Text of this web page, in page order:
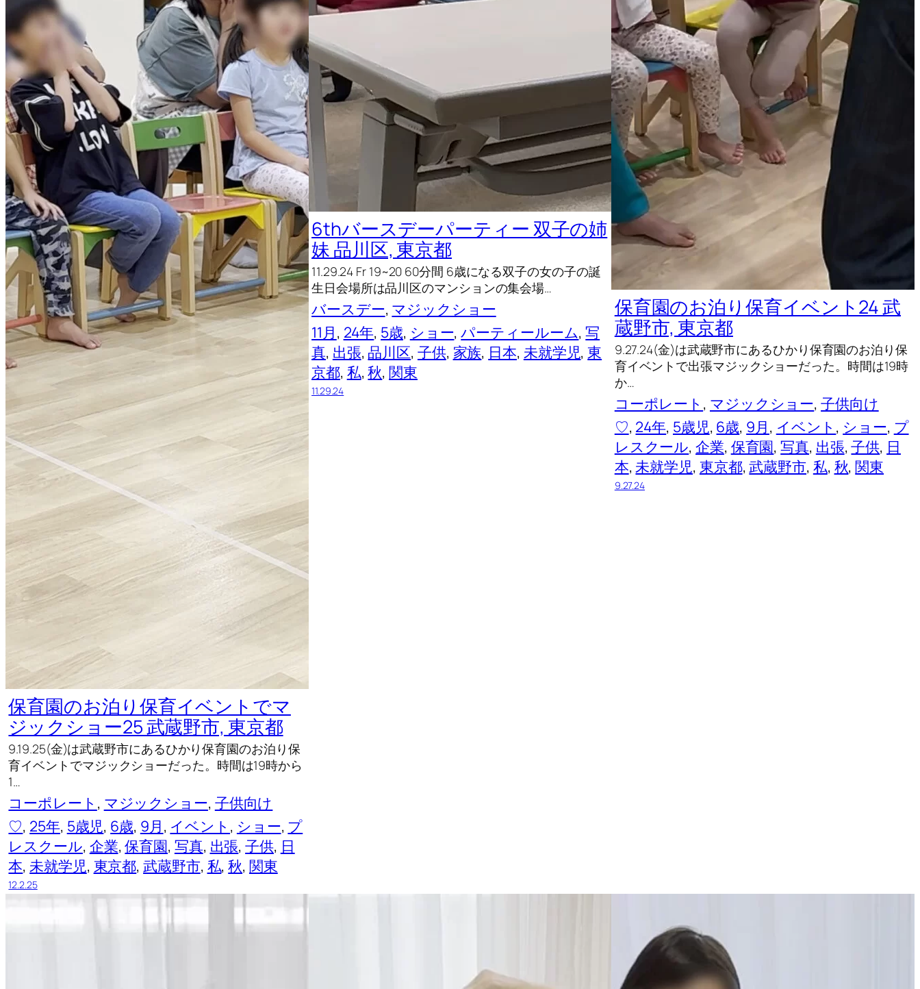
保育園のお泊り保育イベントでマ
ジックショー25 武蔵野市, 東京都
9.19.25(金)は武蔵野市にあるひかり保育園のお泊り保
育イベントでマジックショーだった。時間は19時から
1…
コーポレート , マジックショー, 子供向け
♡, 25年, 5歳児, 6歳, 9月, イベント , ショー, プ
レスクール, 企業, 保育園, 写真, 出張, 子供, 日
本, 未就学児, 東京都, 武蔵野市, 私, 秋, 関東
12.2.25
6thバースデーパーティー 双子の姉
妹 品川区, 東京都
11.29.24 Fr 19~20 60分間 6歳になる双子の女の子の誕
生日会場所は品川区のマンションの集会場…
バースデー, マジックショー
11月, 24年, 5歳, ショー, パーティールーム, 写
真, 出張, 品川区, 子供, 家族, 日本, 未就学児, 東
京都, 私, 秋, 関東
11.29.24
保育園のお泊り保育イベント24 武
蔵野市, 東京都
9.27.24(金)は武蔵野市にあるひかり保育園のお泊り保
育イベントで出張マジックショーだった。時間は19時
か…
コーポレート , マジックショー, 子供向け
♡, 24年, 5歳児, 6歳, 9月, イベント , ショー, プ
レスクール, 企業, 保育園, 写真, 出張, 子供, 日
本, 未就学児, 東京都, 武蔵野市, 私, 秋, 関東
9.27.24